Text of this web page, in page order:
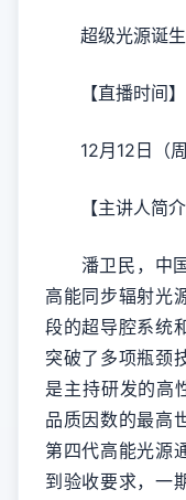
超级光源诞生
【直播时间】
12月12日（周
【主讲人简介
潘卫民，中国
高能同步辐射光
段的超导腔系统
突破了多项瓶颈
是主持研发的高
品质因数的最高
第四代高能光源
到验收要求，一